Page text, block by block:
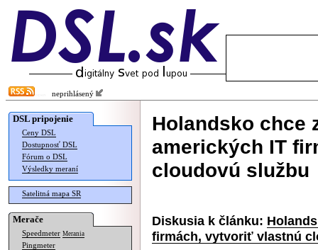
neprihlásený
DSL pripojenie
Ceny DSL
Dostupnosť DSL
Fórum o DSL
Výsledky meraní
Satelitná mapa SR
Merače
Speedmeter Merania
Pingmeter
Holandsko chce
amerických IT
cloudovú službu
Diskusia k článku:
firmách, vytvoriť vlastnú